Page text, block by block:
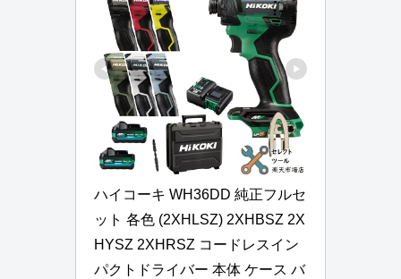
ハイコーキ WH36DD 純正フルセ
ット 各色 (2XHLSZ) 2XHBSZ 2X
HYSZ 2XHRSZ コードレスイン
パクトドライバー 本体 ケース バ